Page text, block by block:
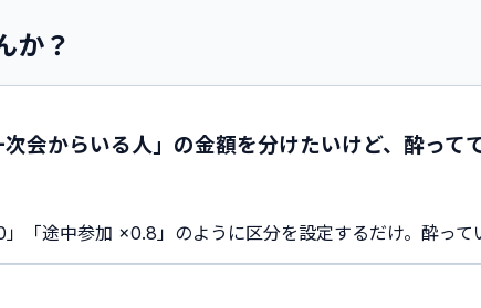
か？
会からいる人」の金額を分けたいけど、酔って
「途中参加 ×0.8」のように区分を設定するだけ。酔って